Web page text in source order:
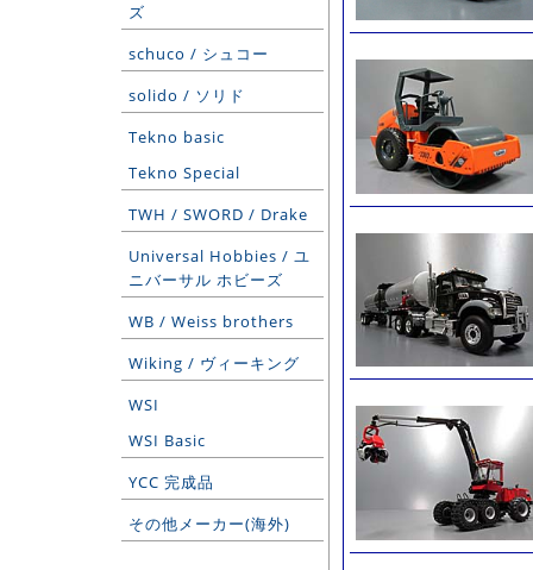
ズ
schuco / シュコー
solido / ソリド
Tekno basic
Tekno Special
TWH / SWORD / Drake
Universal Hobbies / ユ
ニバーサル ホビーズ
WB / Weiss brothers
Wiking / ヴィーキング
WSI
WSI Basic
YCC 完成品
その他メーカー(海外)